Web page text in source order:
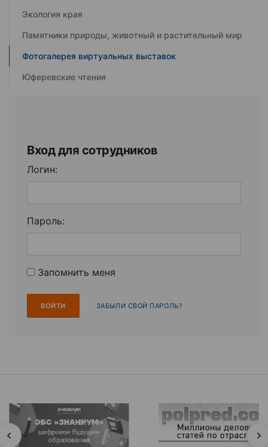
Экология края
Памятники природы, животный и растительный мир
Фотогалерея виртуальных выставок
Юферевские чтения
Вход для сотрудников
Логин:
Пароль:
Запомнить меня
ЗАБЫЛИ СВОЙ ПАРОЛЬ?